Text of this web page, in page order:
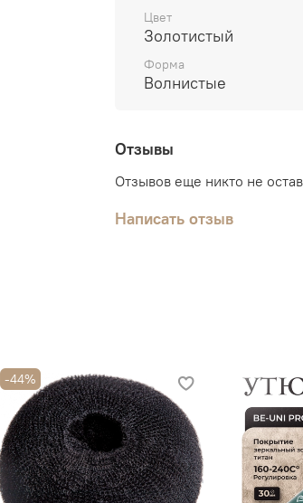
Цвет
Золотистый
Форма
Волнистые
Отзывы
Отзывов еще никто не
Написать отзыв
-44%